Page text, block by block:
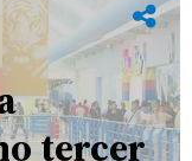
tercer